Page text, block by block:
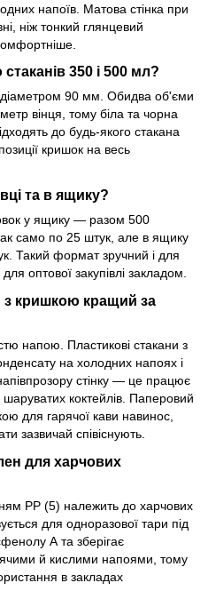
напоїв. Матова стінка при
ніж тонкий глянцевий
350 і 500 мл?
90 мм. Обидва об'єми
вінця, тому біла та чорна
до будь-якого стакана
кришок на весь
та в ящику?
у ящику — разом 500
само по 25 штук, але в ящику
Такий формат зручний і для
оптової закупівлі закладом.
з кришкою кращий за
напою. Пластикові стакани з
на холодних напоях і
стінку — це працює
коктейлів. Паперовий
для гарячої кави навинос,
зазвичай співіснують.
для харчових
PP (5) належить до харчових
для одноразової тари під
А та зберігає
й кислими напоями, тому
в закладах